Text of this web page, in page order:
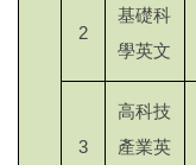
2
基礎科
學英文
3
高科技
產業英